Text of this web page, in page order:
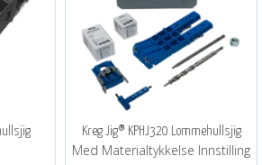
Kreg Jig® KPHJ320 Lommehullsjig
Med Materialtykkelse Innstilling